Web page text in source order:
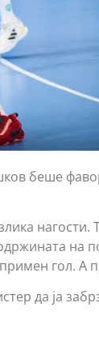
беше
нагости.
на
гол. А
да ја